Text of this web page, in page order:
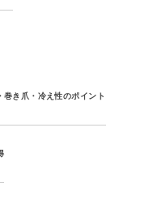
き爪・冷え性のポイント